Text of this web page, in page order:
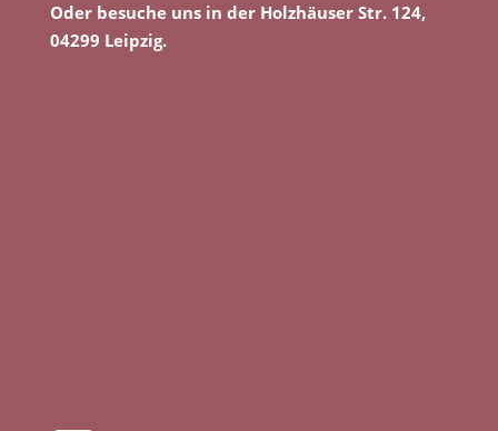
Oder besuche uns in der Holzhäuser Str. 124,
04299 Leipzig.